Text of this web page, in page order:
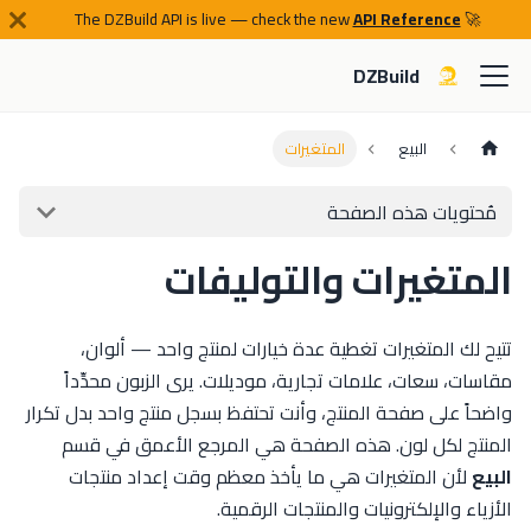
🚀 The DZBuild API is live — check the new
API Reference
DZBuild
البيع المتغيرات
مُحتويات هذه الصفحة
المتغيرات والتوليفات
تتيح لك المتغيرات تغطية عدة خيارات لمنتج واحد — ألوان،
مقاسات، سعات، علامات تجارية، موديلات. يرى الزبون محدِّداً
واضحاً على صفحة المنتج، وأنت تحتفظ بسجل منتج واحد بدل تكرار
المنتج لكل لون. هذه الصفحة هي المرجع الأعمق في قسم
البيع لأن المتغيرات هي ما يأخذ معظم وقت إعداد منتجات
الأزياء والإلكترونيات والمنتجات الرقمية.